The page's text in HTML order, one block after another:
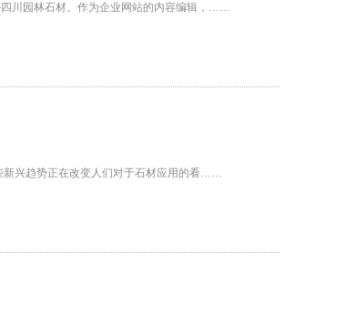
川园林石材。作为企业网站的内容编辑，……
新兴趋势正在改变人们对于石材应用的看……